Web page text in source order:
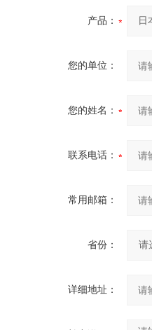
产品：
您的单位：
您的姓名：
联系电话：
常用邮箱：
省份：
详细地址：